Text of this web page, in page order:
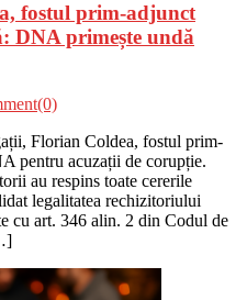
fostul prim-adjunct
DNA primește undă
Florian Coldea, fostul prim-
pentru acuzații de corupție.
au respins toate cererile
legalitatea rechizitoriului
cu art. 346 alin. 2 din Codul de